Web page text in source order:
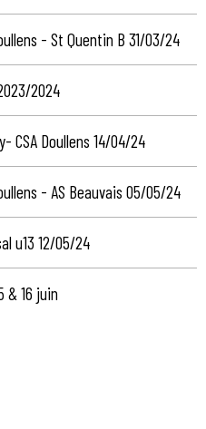
- St Quentin B 31/03/24
2024
CSA Doullens 14/04/24
- AS Beauvais 05/05/24
u13 12/05/24
& 16 juin